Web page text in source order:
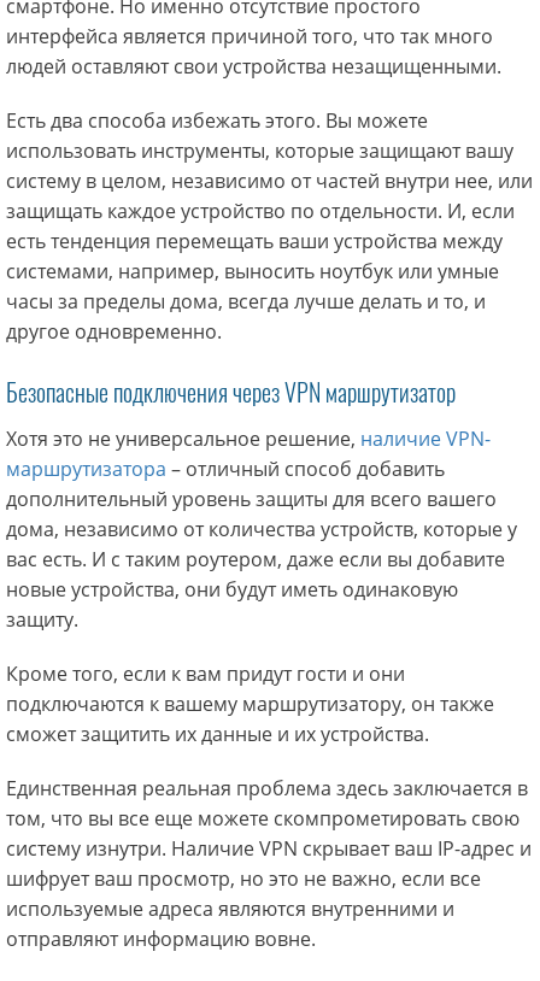
смартфоне. Но именно отсутствие простого
интерфейса является причиной того, что так много
людей оставляют свои устройства незащищенными.
Есть два способа избежать этого. Вы можете
использовать инструменты, которые защищают вашу
систему в целом, независимо от частей внутри нее, или
защищать каждое устройство по отдельности. И, если
есть тенденция перемещать ваши устройства между
системами, например, выносить ноутбук или умные
часы за пределы дома, всегда лучше делать и то, и
другое одновременно.
Безопасные подключения через VPN маршрутизатор
Хотя это не универсальное решение, наличие VPN-
маршрутизатора – отличный способ добавить
дополнительный уровень защиты для всего вашего
дома, независимо от количества устройств, которые у
вас есть. И с таким роутером, даже если вы добавите
новые устройства, они будут иметь одинаковую
защиту.
Кроме того, если к вам придут гости и они
подключаются к вашему маршрутизатору, он также
сможет защитить их данные и их устройства.
Единственная реальная проблема здесь заключается в
том, что вы все еще можете скомпрометировать свою
систему изнутри. Наличие VPN скрывает ваш IP-адрес и
шифрует ваш просмотр, но это не важно, если все
используемые адреса являются внутренними и
отправляют информацию вовне.